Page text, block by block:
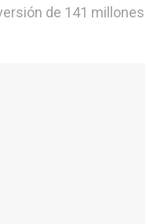
de 141 millones